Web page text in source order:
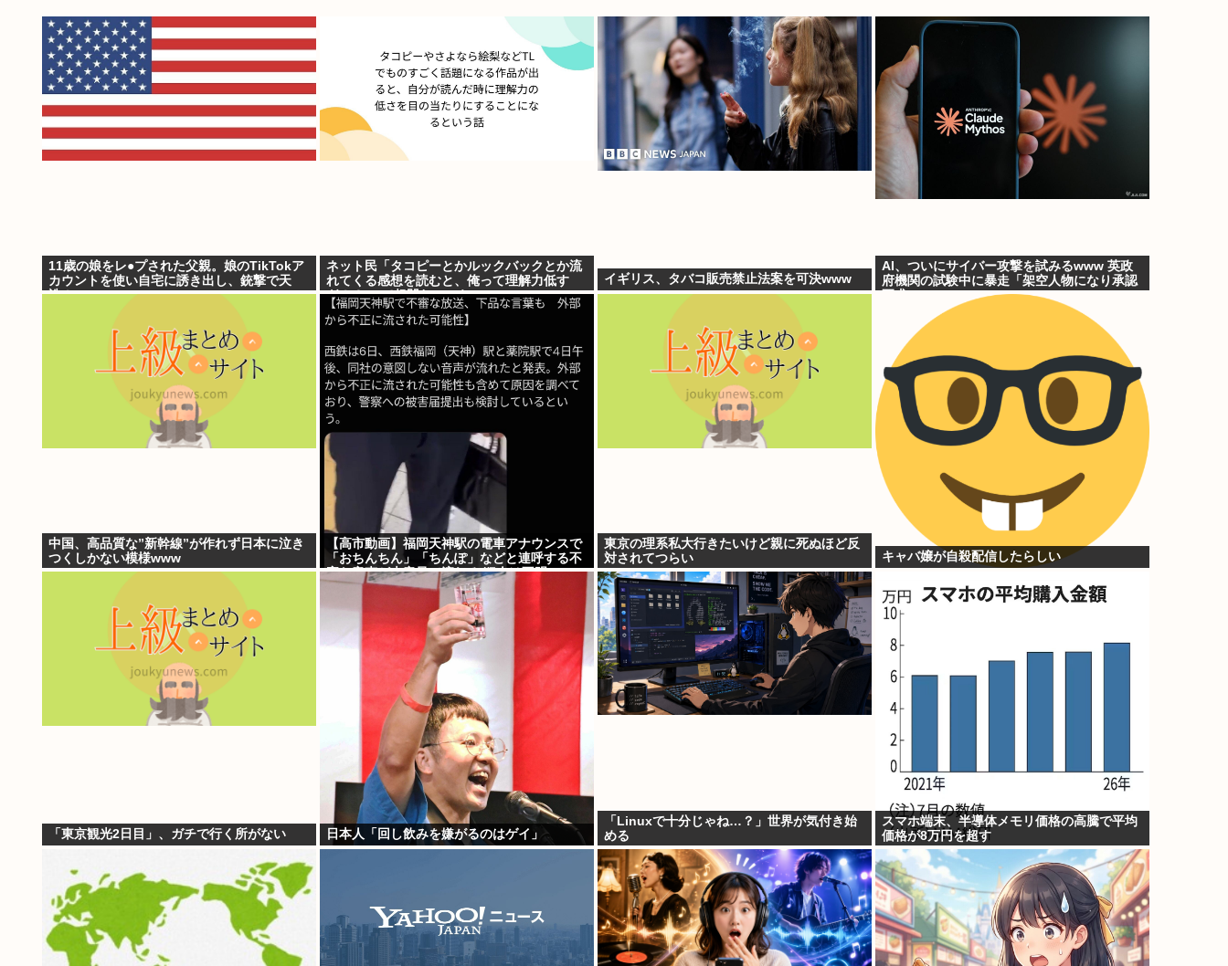
11歳の娘をレ●プされた父親。娘のTikTokア
カウントを使い自宅に誘き出し、銃撃で天
誅！
ネット民「タコピーとかルックバックとか流
れてくる感想を読むと、俺って理解力低す
ぎ！？ って超凹む。つらい」
イギリス、タバコ販売禁止法案を可決www
AI、ついにサイバー攻撃を試みるwww 英政
府機関の試験中に暴走「架空人物になり承認
中国、高品質な”新幹線”が作れず日本に泣き
つくしかない模様www
【高市動画】福岡天神駅の電車アナウンスで
「おちんちん」「ちんぽ」などと連呼する不
審な音声が大音量で流れる 犯人は不明
東京の理系私大行きたいけど親に死ぬほど反
対されてつらい
キャバ嬢が自殺配信したらしい
「東京観光2日目」、ガチで行く所がない 日本人「回し飲みを嫌がるのはゲイ」
「Linuxで十分じゃね…？」世界が気付き始
める
スマホ端末、半導体メモリ価格の高騰で平均
価格が8万円を超す